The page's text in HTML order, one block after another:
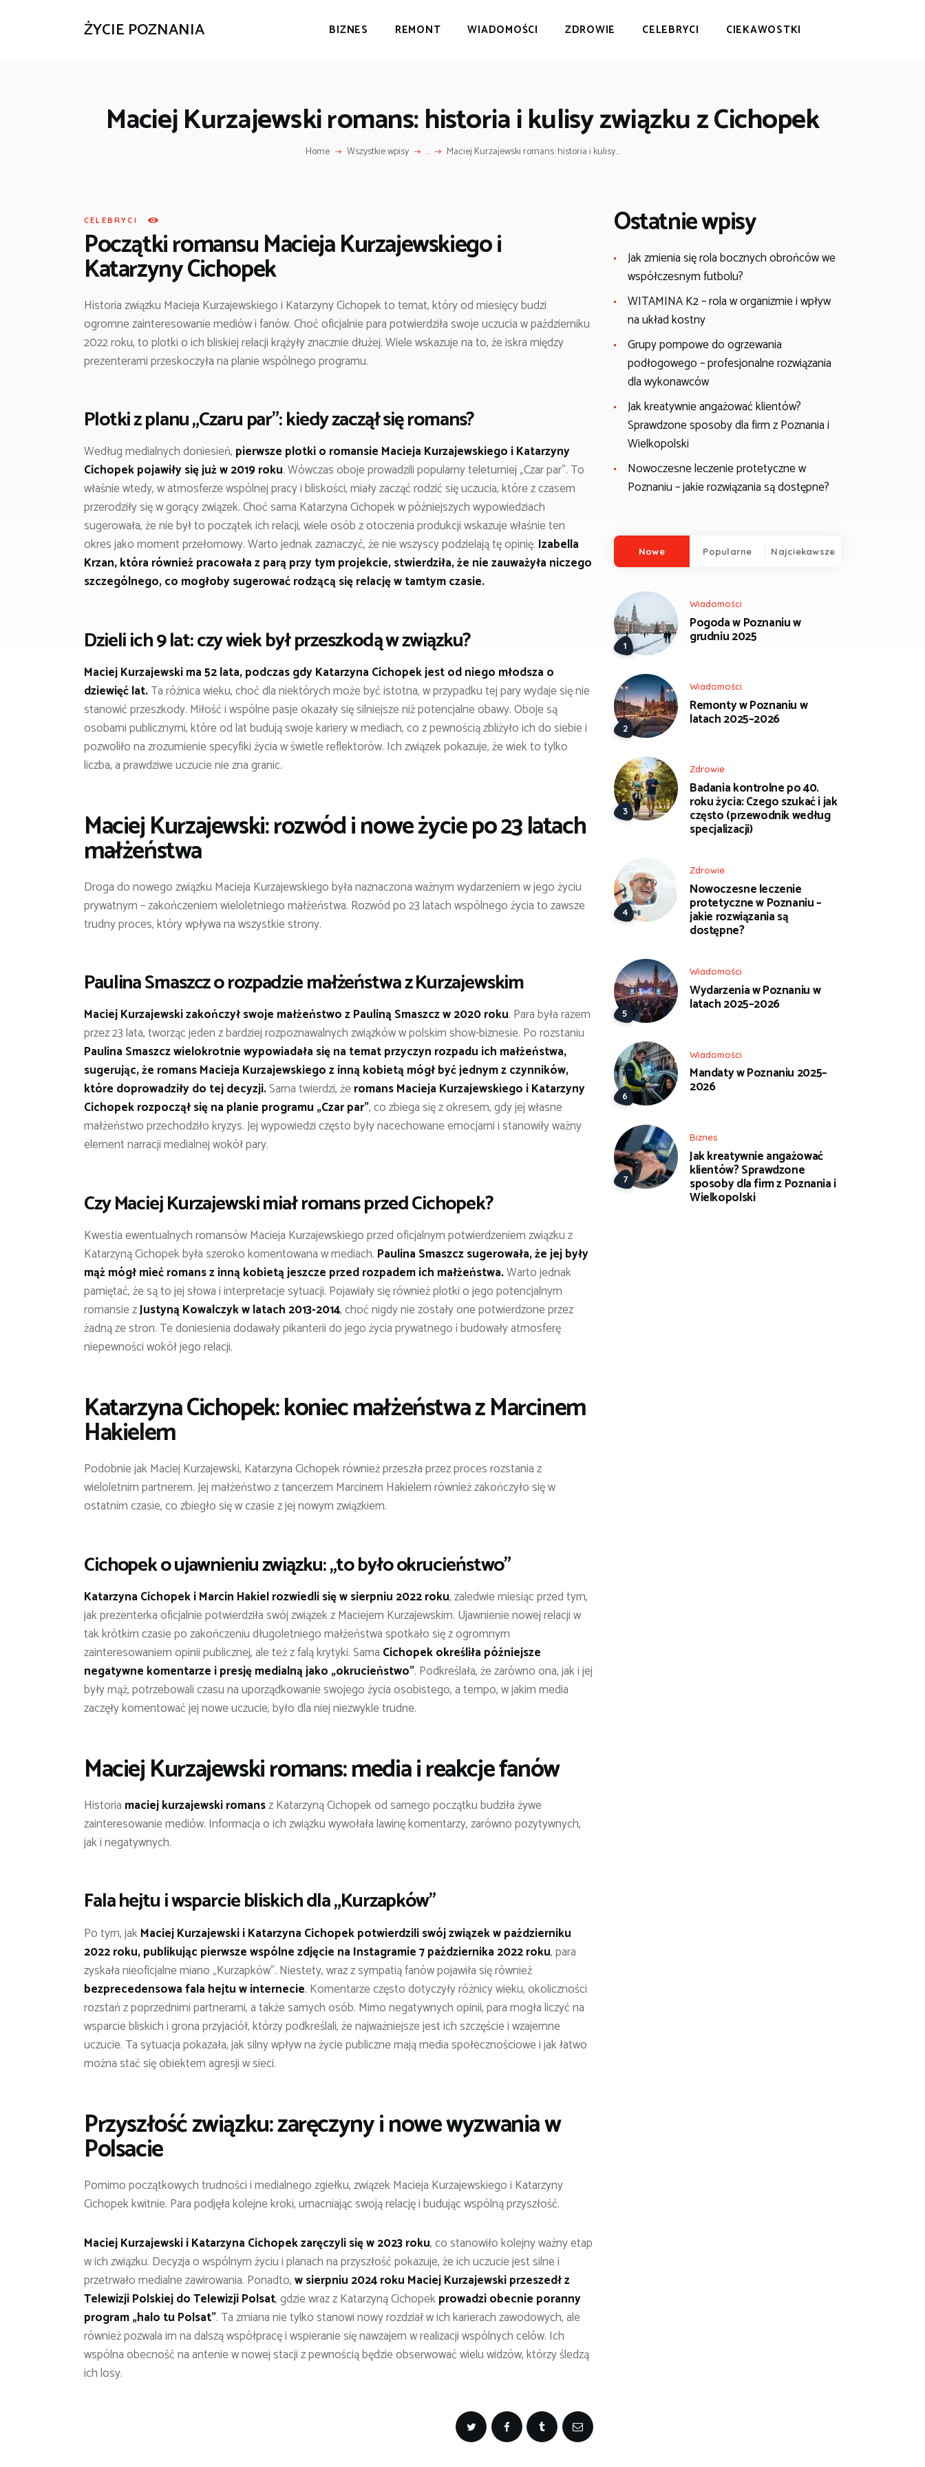
ŻYCIE POZNANIA BIZNES REMONT WIADOMOŚCI ZDROWIE CELEBRYCI CIEKAWOSTKI
Maciej Kurzajewski romans: historia i kulisy związku z Cichopek
Home Wszystkie wpisy ... Maciej Kurzajewski romans: historia i kulisy...
REMONT
CELEBRYCI
CIEKAWOSTKI
CELEBRYCI
Początki romansu Macieja Kurzajewskiego i
Katarzyny Cichopek
Historia związku Macieja Kurzajewskiego i Katarzyny Cichopek to temat, który od miesięcy budzi
ogromne zainteresowanie mediów i fanów. Choć oficjalnie para potwierdziła swoje uczucia w październiku
2022 roku, to plotki o ich bliskiej relacji krążyły znacznie dłużej. Wiele wskazuje na to, że iskra między
prezenterami przeskoczyła na planie wspólnego programu.
Plotki z planu „Czaru par”: kiedy zaczął się romans?
Według medialnych doniesień, pierwsze plotki o romansie Macieja Kurzajewskiego i Katarzyny
Cichopek pojawiły się już w 2019 roku. Wówczas oboje prowadzili popularny teleturniej „Czar par”. To
właśnie wtedy, w atmosferze wspólnej pracy i bliskości, miały zacząć rodzić się uczucia, które z czasem
przerodziły się w gorący związek. Choć sama Katarzyna Cichopek w późniejszych wypowiedziach
sugerowała, że nie był to początek ich relacji, wiele osób z otoczenia produkcji wskazuje właśnie ten
okres jako moment przełomowy. Warto jednak zaznaczyć, że nie wszyscy podzielają tę opinię. Izabella
Krzan, która również pracowała z parą przy tym projekcie, stwierdziła, że nie zauważyła niczego
szczególnego, co mogłoby sugerować rodzącą się relację w tamtym czasie.
Dzieli ich 9 lat: czy wiek był przeszkodą w związku?
Maciej Kurzajewski ma 52 lata, podczas gdy Katarzyna Cichopek jest od niego młodsza o
dziewięć lat.Ta różnica wieku, choć dla niektórych może być istotna, w przypadku tej pary wydaje się nie
stanowić przeszkody. Miłość i wspólne pasje okazały się silniejsze niż potencjalne obawy. Oboje są
osobami publicznymi, które od lat budują swoje kariery w mediach, co z pewnością zbliżyło ich do siebie i
pozwoliło na zrozumienie specyfiki życia w świetle reflektorów. Ich związek pokazuje, że wiek to tylko
liczba, a prawdziwe uczucie nie zna granic.
Maciej Kurzajewski: rozwód i nowe życie po 23 latach
małżeństwa
Droga do nowego związku Macieja Kurzajewskiego była naznaczona ważnym wydarzeniem w jego życiu
prywatnym – zakończeniem wieloletniego małżeństwa. Rozwód po 23 latach wspólnego życia to zawsze
trudny proces, który wpływa na wszystkie strony.
Paulina Smaszcz o rozpadzie małżeństwa z Kurzajewskim
Maciej Kurzajewski zakończył swoje małżeństwo z Pauliną Smaszcz w 2020 roku. Para była razem
przez 23 lata, tworząc jeden z bardziej rozpoznawalnych związków w polskim show-biznesie. Po rozstaniu
Paulina Smaszcz wielokrotnie wypowiadała się na temat przyczyn rozpadu ich małżeństwa,
sugerując, że romans Macieja Kurzajewskiego z inną kobietą mógł być jednym z czynników,
które doprowadziły do tej decyzji.Sama twierdzi, żeromans Macieja Kurzajewskiego i Katarzyny
Cichopek rozpoczął się na planie programu „Czar par”, co zbiega się z okresem, gdy jej własne
małżeństwo przechodziło kryzys. Jej wypowiedzi często były nacechowane emocjami i stanowiły ważny
element narracji medialnej wokół pary.
Czy Maciej Kurzajewski miał romans przed Cichopek?
Kwestia ewentualnych romansów Macieja Kurzajewskiego przed oficjalnym potwierdzeniem związku z
Katarzyną Cichopek była szeroko komentowana w mediach. Paulina Smaszcz sugerowała, że jej były
mąż mógł mieć romans z inną kobietą jeszcze przed rozpadem ich małżeństwa.Warto jednak
pamiętać, że są to jej słowa i interpretacje sytuacji. Pojawiały się również plotki o jego potencjalnym
romansie zJustyną Kowalczyk w latach 2013-2014, choć nigdy nie zostały one potwierdzone przez
żadną ze stron. Te doniesienia dodawały pikanterii do jego życia prywatnego i budowały atmosferę
niepewności wokół jego relacji.
Katarzyna Cichopek: koniec małżeństwa z Marcinem
Hakielem
Podobnie jak Maciej Kurzajewski, Katarzyna Cichopek również przeszła przez proces rozstania z
wieloletnim partnerem. Jej małżeństwo z tancerzem Marcinem Hakielem również zakończyło się w
ostatnim czasie, co zbiegło się w czasie z jej nowym związkiem.
Cichopek o ujawnieniu związku: „to było okrucieństwo”
Katarzyna Cichopek i Marcin Hakiel rozwiedli się w sierpniu 2022 roku, zaledwie miesiąc przed tym,
jak prezenterka oficjalnie potwierdziła swój związek z Maciejem Kurzajewskim. Ujawnienie nowej relacji w
tak krótkim czasie po zakończeniu długoletniego małżeństwa spotkało się z ogromnym
zainteresowaniem opinii publicznej, ale też z falą krytyki. Sama Cichopek określiła późniejsze
negatywne komentarze i presję medialną jako „okrucieństwo”. Podkreślała, że zarówno ona, jak i jej
były mąż, potrzebowali czasu na uporządkowanie swojego życia osobistego, a tempo, w jakim media
zaczęły komentować jej nowe uczucie, było dla niej niezwykle trudne.
Maciej Kurzajewski romans: media i reakcje fanów
Historia maciej kurzajewski romansz Katarzyną Cichopek od samego początku budziła żywe
zainteresowanie mediów. Informacja o ich związku wywołała lawinę komentarzy, zarówno pozytywnych,
jak i negatywnych.
Fala hejtu i wsparcie bliskich dla „Kurzapków”
Po tym, jakMaciej Kurzajewski i Katarzyna Cichopek potwierdzili swój związek w październiku
2022 roku, publikując pierwsze wspólne zdjęcie na Instagramie 7 października 2022 roku, para
zyskała nieoficjalne miano „Kurzapków”. Niestety, wraz z sympatią fanów pojawiła się również
bezprecedensowa fala hejtu w internecie. Komentarze często dotyczyły różnicy wieku, okoliczności
rozstań z poprzednimi partnerami, a także samych osób. Mimo negatywnych opinii, para mogła liczyć na
wsparcie bliskich i grona przyjaciół, którzy podkreślali, że najważniejsze jest ich szczęście i wzajemne
uczucie. Ta sytuacja pokazała, jak silny wpływ na życie publiczne mają media społecznościowe i jak łatwo
można stać się obiektem agresji w sieci.
Przyszłość związku: zaręczyny i nowe wyzwania w
Polsacie
Pomimo początkowych trudności i medialnego zgiełku, związek Macieja Kurzajewskiego i Katarzyny
Cichopek kwitnie. Para podjęła kolejne kroki, umacniając swoją relację i budując wspólną przyszłość.
Maciej Kurzajewski i Katarzyna Cichopek zaręczyli się w 2023 roku, co stanowiło kolejny ważny etap
w ich związku. Decyzja o wspólnym życiu i planach na przyszłość pokazuje, że ich uczucie jest silne i
przetrwało medialne zawirowania. Ponadto,w sierpniu 2024 roku Maciej Kurzajewski przeszedł z
Telewizji Polskiej do Telewizji Polsat, gdzie wraz z Katarzyną Cichopekprowadzi obecnie poranny
program „halo tu Polsat”. Ta zmiana nie tylko stanowi nowy rozdział w ich karierach zawodowych, ale
również pozwala im na dalszą współpracę i wspieranie się nawzajem w realizacji wspólnych celów. Ich
wspólna obecność na antenie w nowej stacji z pewnością będzie obserwować wielu widzów, którzy śledzą
ich losy.
Ostatnie wpisy
Jak zmienia się rola bocznych obrońców we
współczesnym futbolu?
WITAMINA K2 – rola w organizmie i wpływ
na układ kostny
Grupy pompowe do ogrzewania
podłogowego – profesjonalne rozwiązania
dla wykonawców
Jak kreatywnie angażować klientów?
Sprawdzone sposoby dla firm z Poznania i
Wielkopolski
Nowoczesne leczenie protetyczne w
Poznaniu – jakie rozwiązania są dostępne?
Nowe Popularne Najciekawsze
Wiadomości
Pogoda w Poznaniu w
grudniu 2025
Wiadomości
Remonty w Poznaniu w
latach 2025–2026
Zdrowie
Badania kontrolne po 40.
roku życia: Czego szukać i jak
często (przewodnik według
specjalizacji)
Zdrowie
Nowoczesne leczenie
protetyczne w Poznaniu –
jakie rozwiązania są
dostępne?
Wiadomości
Wydarzenia w Poznaniu w
latach 2025–2026
Wiadomości
Mandaty w Poznaniu 2025–
2026
Biznes
Jak kreatywnie angażować
klientów? Sprawdzone
sposoby dla firm z Poznania i
Wielkopolski